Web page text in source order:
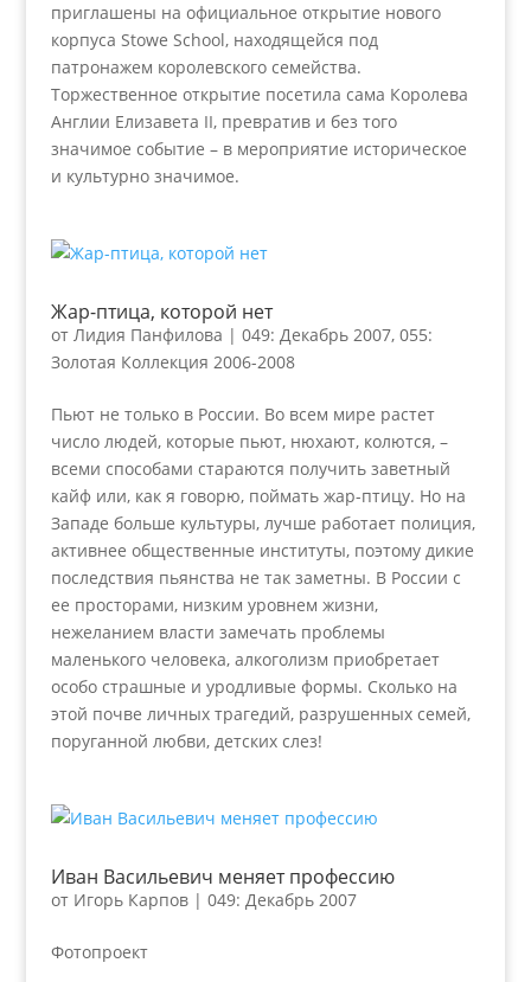
приглашены на официальное открытие нового
корпуса Stowe School, находящейся под
патронажем королевского семейства.
Торжественное открытие посетила сама Королева
Англии Елизавета II, превратив и без того
значимое событие – в мероприятие историческое
и культурно значимое.
Жар-птица, которой нет
от Лидия Панфилова | 049: Декабрь 2007, 055:
Золотая Коллекция 2006-2008
Пьют не только в России. Во всем мире растет
число людей, которые пьют, нюхают, колются, –
всеми способами стараются получить заветный
кайф или, как я говорю, поймать жар-птицу. Но на
Западе больше культуры, лучше работает полиция,
активнее общественные институты, поэтому дикие
последствия пьянства не так заметны. В России с
ее просторами, низким уровнем жизни,
нежеланием власти замечать проблемы
маленького человека, алкоголизм приобретает
особо страшные и уродливые формы. Сколько на
этой почве личных трагедий, разрушенных семей,
поруганной любви, детских слез!
Иван Васильевич меняет профессию
от Игорь Карпов| 049: Декабрь 2007
Фотопроект